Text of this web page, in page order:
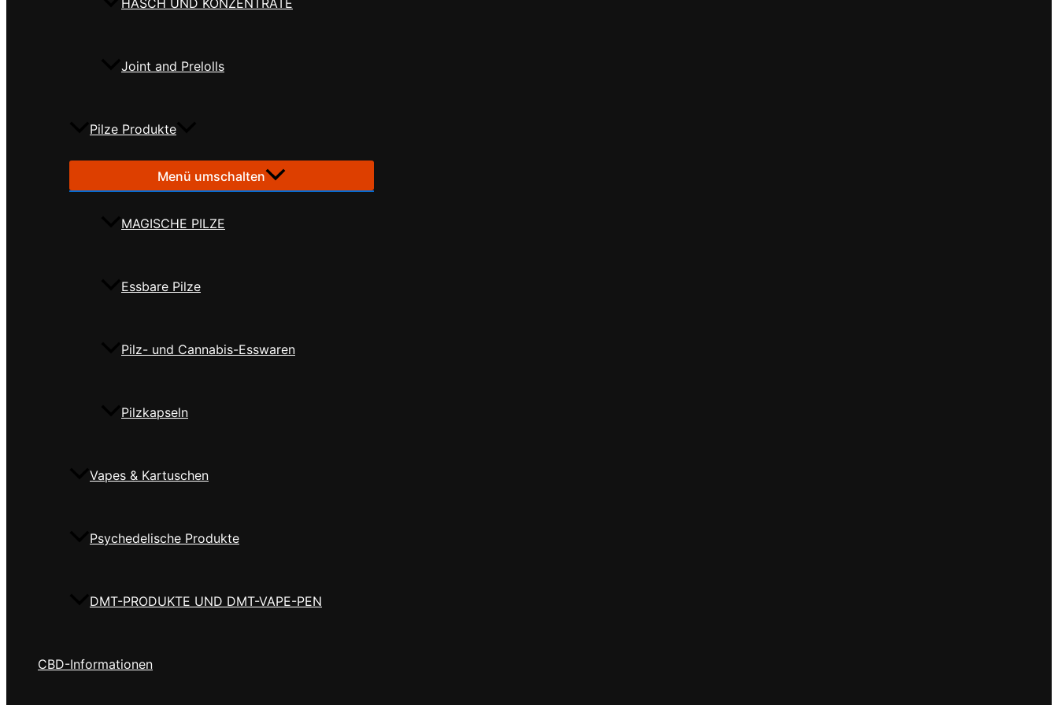
HASCH UND KONZENTRATE
Joint and Prelolls
Pilze Produkte
Menü umschalten
MAGISCHE PILZE
Essbare Pilze
Pilz- und Cannabis-Esswaren
Pilzkapseln
Vapes & Kartuschen
Psychedelische Produkte
DMT-PRODUKTE UND DMT-VAPE-PEN
CBD-Informationen